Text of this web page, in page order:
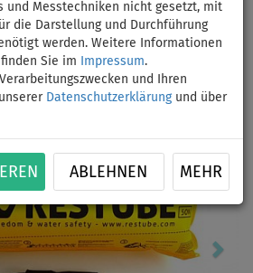
und Messtechniken nicht gesetzt, mit
die Darstellung und Durchführung
werden. Weitere Informationen
Sie im
Impressum.
und Ihren
Datenschutzerklärungund über
ABLEHNEN MEHR
Next